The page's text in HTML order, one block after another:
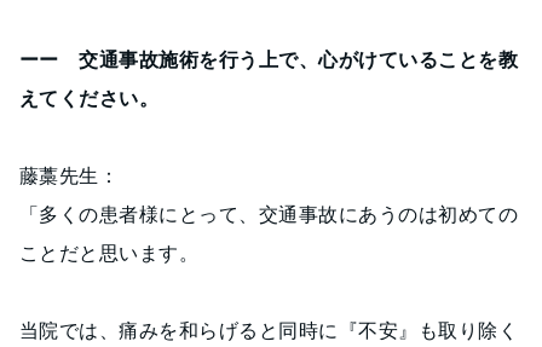
ーー 交通事故施術を行う上で、心がけていることを教
えてください。
藤藁先生：
「多くの患者様にとって、交通事故にあうのは初めての
ことだと思います。
当院では、痛みを和らげると同時に『不安』も取り除く